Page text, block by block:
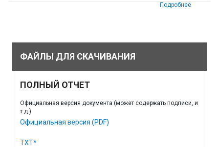
Подробнее
ФАЙЛЫ ДЛЯ СКАЧИВАНИЯ
ПОЛНЫЙ ОТЧЕТ
Официальная версия документа (может содержать подписи, и
т.д.)
Официальная версия (PDF)
TXT*